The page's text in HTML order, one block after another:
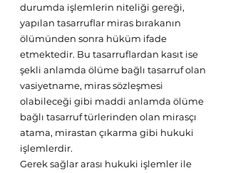
durumda işlemlerin niteliği gereği,
yapılan tasarruflar miras bırakanın
ölümünden sonra hüküm ifade
etmektedir. Bu tasarruflardan kasıt ise
şekli anlamda ölüme bağlı tasarruf olan
vasiyetname, miras sözleşmesi
olabileceği gibi maddi anlamda ölüme
bağlı tasarruf türlerinden olan mirasçı
atama, mirastan çıkarma gibi hukuki
işlemlerdir.
Gerek sağlar arası hukuki işlemler ile